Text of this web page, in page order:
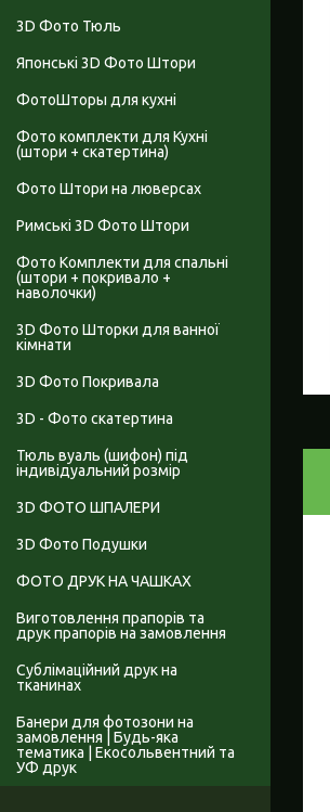
3D Фото Тюль
Японські 3D Фото Штори
ФотоШторы для кухні
Фото комплекти для Кухні
(штори + скатертина)
Фото Штори на люверсах
Римські 3D Фото Штори
Фото Комплекти для спальні
(штори + покривало +
наволочки)
3D Фото Шторки для ванної
кімнати
3D Фото Покривала
3D - Фото скатертина
Тюль вуаль (шифон) під
індивідуальний розмір
3D ФОТО ШПАЛЕРИ
3D Фото Подушки
ФОТО ДРУК НА ЧАШКАХ
Виготовлення прапорів та
друк прапорів на замовлення
Сублімаційний друк на
тканинах
Банери для фотозони на
замовлення | Будь-яка
тематика | Екосольвентний та
УФ друк